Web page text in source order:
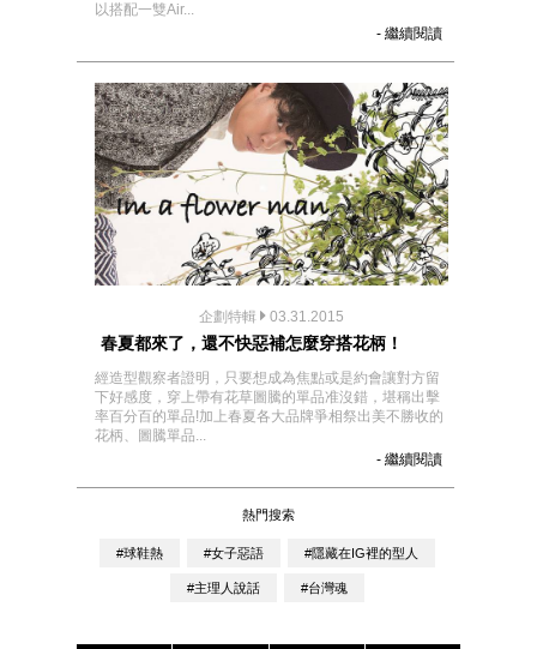
以搭配一雙Air...
- 繼續閱讀
企劃特輯 03.31.2015
春夏都來了，還不快惡補怎麼穿搭花柄！
經造型觀察者證明，只要想成為焦點或是約會讓對方留
下好感度，穿上帶有花草圖騰的單品准沒錯，堪稱出擊
率百分百的單品!加上春夏各大品牌爭相祭出美不勝收的
花柄、圖騰單品...
- 繼續閱讀
熱門搜索
#球鞋熱 #女子惡語 #隱藏在IG裡的型人
#主理人說話 #台灣魂